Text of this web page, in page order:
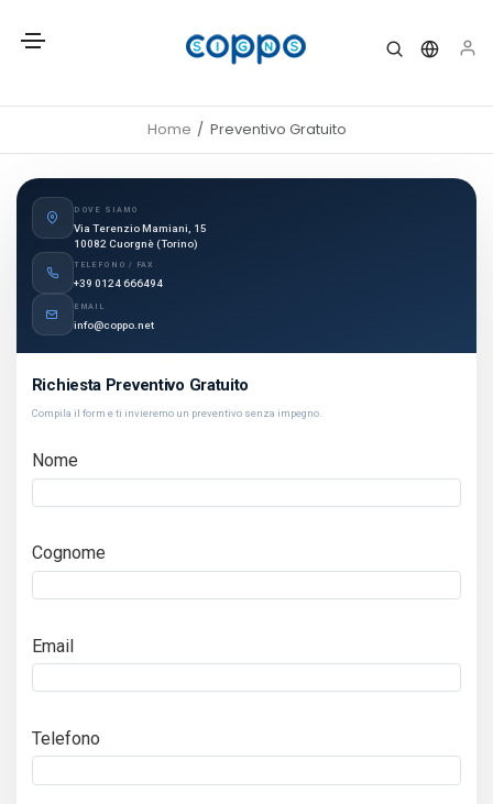
Home Preventivo Gratuito
DOVE SIAMO
Via Terenzio Mamiani, 15
10082 Cuorgnè (Torino)
TELEFONO / FAX
+39 0124 666494
EMAIL
info@coppo.net
Richiesta Preventivo Gratuito
Compila il form e ti invieremo un preventivo senza impegno.
Nome
Cognome
Email
Telefono